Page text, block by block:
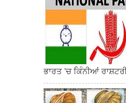
ਭਾਰਤ 'ਚ ਕਿੰਨੀਆਂ